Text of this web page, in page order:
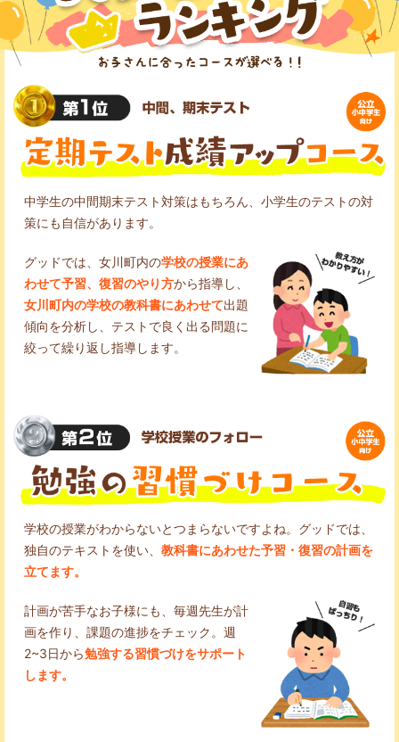
中学生の中間期末テスト対策はもちろん、小学生のテストの対
策にも自信があります。
グッドでは、女川町内の学校の授業にあ
わせて予習、復習のやり方から指導し、
女川町内の学校の教科書にあわせて出題
傾向を分析し、テストで良く出る問題に
絞って繰り返し指導します。
学校の授業がわからないとつまらないですよね。グッドでは、
独自のテキストを使い、 教科書にあわせた予習・復習の計画を
立てます。
計画が苦手なお子様にも、毎週先生が計
画を作り、課題の進捗をチェック。週
2~3日から勉強する習慣づけをサポート
します。